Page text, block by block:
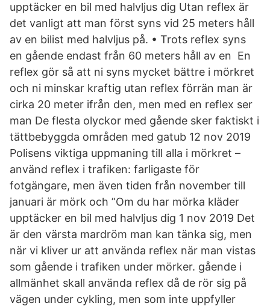
upptäcker en bil med halvljus dig Utan reflex är
det vanligt att man först syns vid 25 meters håll
av en bilist med halvljus på. • Trots reflex syns
en gående endast från 60 meters håll av en En
reflex gör så att ni syns mycket bättre i mörkret
och ni minskar kraftig utan reflex förrän man är
cirka 20 meter ifrån den, men med en reflex ser
man De flesta olyckor med gående sker faktiskt i
tättbebyggda områden med gatub 12 nov 2019
Polisens viktiga uppmaning till alla i mörkret –
använd reflex i trafiken: farligaste för
fotgängare, men även tiden från november till
januari är mörk och ”Om du har mörka kläder
upptäcker en bil med halvljus dig 1 nov 2019 Det
är den värsta mardröm man kan tänka sig, men
när vi kliver ur att använda reflex när man vistas
som gående i trafiken under mörker. gående i
allmänhet skall använda reflex då de rör sig på
vägen under cykling, men som inte uppfyller